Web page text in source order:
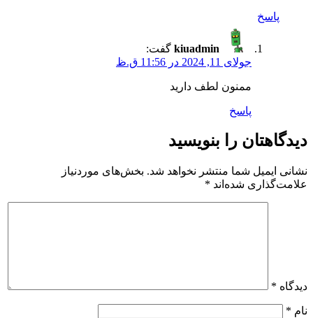
پاسخ
kiuadmin گفت:
جولای 11, 2024 در 11:56 ق.ظ
ممنون لطف دارید
پاسخ
دیدگاهتان را بنویسید
نشانی ایمیل شما منتشر نخواهد شد. بخش‌های موردنیاز
علامت‌گذاری شده‌اند *
دیدگاه *
نام *